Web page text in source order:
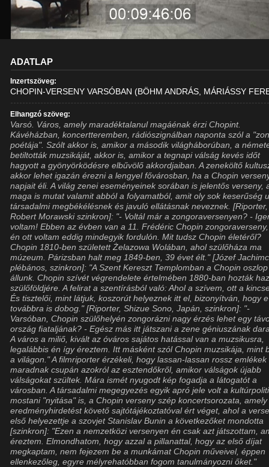
ADATLAP
Inzertszöveg:
CHOPIN-VERSENY VARSÓBAN (BÖHM ANDRÁS, MÁRIÁSSY
Elhangzó szöveg:
Varsó. Város, amely maradéktalanul magáénak érzi Chopint.
Kávéházban, koncertteremben, rádiószignálban naponta szól a
poétája". Szólt akkor is, amikor a második világháborúban, a
betiltották muzsikáját, akkor is, amikor a tegnapi válság kevés időt
hagyott a gyönyörködésre elbűvölő akkordjaiban. A zeneköltő
akkor lehet igazán érezni a lengyel fővárosban, ha a Chopin
napjait éli. A világ zenei eseményeinek sorában is jelentős verseny,
maga is mutat valamit abból a folyamatból, amit oly sok keserűség
társadalmi megbékélésnek és javuló ellátásnak neveznek. [Riporter,
Robert Morawski szinkron]: "- Voltál már a zongoraversenyen? -
voltam! Ebben az évben van a 11. Frédéric Chopin
én ott voltam eddig mindegyik fordulón. Mit tudsz Chopin életéről?
Chopin 1810-ben született Żelazowa Wolában, ahol szülőháza ma
múzeum. Párizsban halt meg 1849-ben, 39 évet élt." [Józef
plébános, szinkron]: "A Szent Kereszt Templomban a Chopin
állunk. Chopin szívét végrendelete értelmében 1880-ban hozták
szülőföldjére. A felirat a szentírásból való: Ahol a szívem, ott a
És tisztelői, mint látjuk, koszorút helyeznek itt el, bizonyítván, hogy
továbbra is dobog." [Riporter, Shizue Sono, Japán, szinkron]: "-
Varsóban, Chopin szülőhelyén zongorázni nagy érzés lehet egy
ország fiataljának? - Egész más itt játszani a zene géniuszának
A város a miliő, kivált az óváros sajátos hatással van a muzsikusra,
legalábbis én így éreztem. Itt másként szól Chopin muzsikája, mint
a világon." A filmriporter érzékeli, hogy lassan-lassan rossz emlékek
maradnak csupán azokról az esztendőkről, amikor válságok újabb
válságokat szültek. Mára ismét nyugodt kép fogadja a látogatót a
városban. A társadalmi megegyezés egyik apró jele volt a
mostani "nyitása" is, a Chopin verseny szép koncertsorozata,
eredményhirdetést követő sajtótájékoztatóval ért véget, ahol a
első helyezettje a szovjet Stanislav Bunin a következőket mondotta
[szinkron]: "Ezen a nemzetközi versenyen én csak azt játszottam,
éreztem. Elmondhatom, hogy azzal a pillanattal, hogy az első díjat
megkaptam, nem fejezem be a munkámat Chopin műveivel, éppen
ellenkezőleg, egyre mélyrehatóbban fogom tanulmányozni őket."